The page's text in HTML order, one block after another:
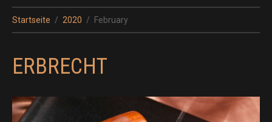
Startseite 2020 February
ERBRECHT